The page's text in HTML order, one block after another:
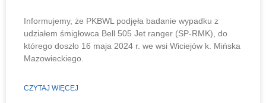
Informujemy, że PKBWL podjęła badanie wypadku z
udziałem śmigłowca Bell 505 Jet ranger (SP-RMK), do
którego doszło 16 maja 2024 r. we wsi Wiciejów k. Mińska
Mazowieckiego.
CZYTAJ WIĘCEJ